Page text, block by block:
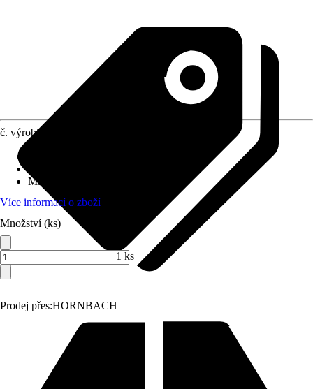
Prodej přes:HORNBACH
č. výrobku
Max. zatížení cca
Více informací o zboží
Množství (ks)
1 ks